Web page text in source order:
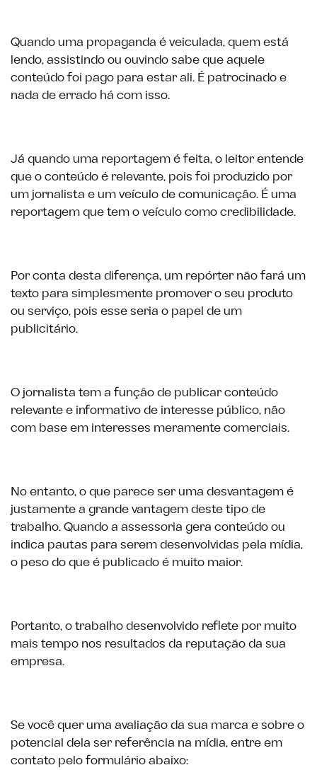
Quando uma propaganda é veiculada, quem está
lendo, assistindo ou ouvindo sabe que aquele
conteúdo foi pago para estar ali. É patrocinado e
nada de errado há com isso.
Já quando uma reportagem é feita, o leitor entende
que o conteúdo é relevante, pois foi produzido por
um jornalista e um veículo de comunicação. É uma
reportagem que tem o veículo como credibilidade.
Por conta desta diferença, um repórter não fará um
texto para simplesmente promover o seu produto
ou serviço, pois esse seria o papel de um
publicitário.
O jornalista tem a função de publicar conteúdo
relevante e informativo de interesse público, não
com base em interesses meramente comerciais.
No entanto, o que parece ser uma desvantagem é
justamente a grande vantagem deste tipo de
trabalho. Quando a assessoria gera conteúdo ou
indica pautas para serem desenvolvidas pela mídia,
o peso do que é publicado é muito maior.
Portanto, o trabalho desenvolvido reflete por muito
mais tempo nos resultados da reputação da sua
empresa.
Se você quer uma avaliação da sua marca e sobre o
potencial dela ser referência na mídia, entre em
contato pelo formulário abaixo: